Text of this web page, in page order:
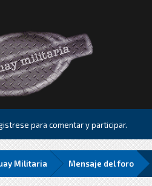
para comentar y participar.
Militaria Mensaje del foro